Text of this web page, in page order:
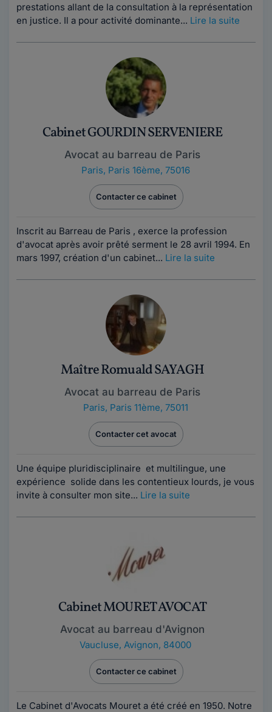
prestations allant de la consultation à la représentation
en justice. Il a pour activité dominante... Lire la suite
Cabinet GOURDIN SERVENIERE
Avocat au barreau de Paris
Paris, Paris 16ème, 75016
Contacter ce cabinet
Inscrit au Barreau de Paris , exerce la profession
d'avocat après avoir prêté serment le 28 avril 1994. En
mars 1997, création d'un cabinet... Lire la suite
Maître Romuald SAYAGH
Avocat au barreau de Paris
Paris, Paris 11ème, 75011
Contacter cet avocat
Une équipe pluridisciplinaire et multilingue, une
expérience solide dans les contentieux lourds, je vous
invite à consulter mon site... Lire la suite
Cabinet MOURET AVOCAT
Avocat au barreau d'Avignon
Vaucluse, Avignon, 84000
Contacter ce cabinet
Le Cabinet d'Avocats Mouret a été créé en 1950. Notre